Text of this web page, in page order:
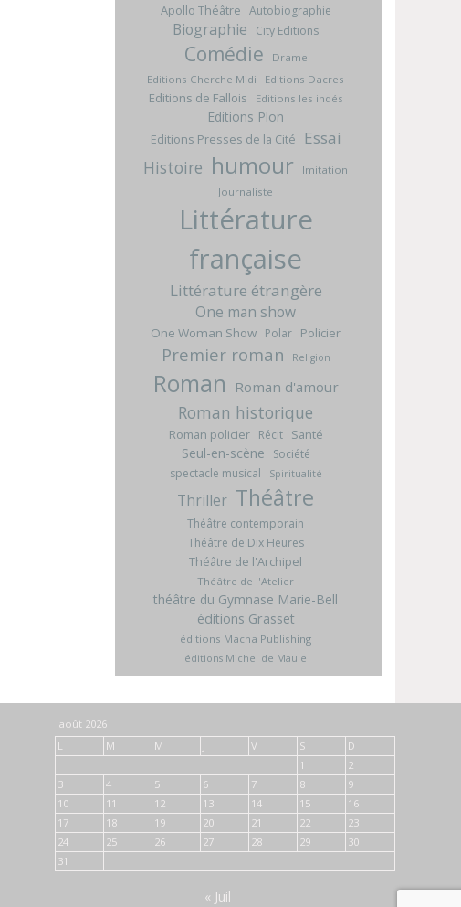
Apollo Théâtre Autobiographie
Biographie City Editions
Comédie
Drame
Editions Cherche Midi
Editions Dacres
Editions de Fallois Editions les indés
Editions Plon
Editions Presses de la Cité Essai
Histoire humour
Imitation
Journaliste
Littérature
française
Littérature étrangère
One man show
One Woman Show Polar Policier
Premier roman Religion
Roman Roman d'amour
Roman historique
Roman policier Récit Santé
Seul-en-scène
Société
spectacle musical
Spiritualité
Thriller Théâtre
Théâtre contemporain
Théâtre de Dix Heures
Théâtre de l'Archipel
Théâtre de l'Atelier
théâtre du Gymnase Marie-Bell
éditions Grasset
éditions Macha Publishing
éditions Michel de Maule
août 2026
L
M M J V S
D
1
2
3
4 5 6 7 8
9
10
11 12 13 14 15
16
17
18 19 20 21 22
23
24
25 26 27 28 29
30
31
« Juil